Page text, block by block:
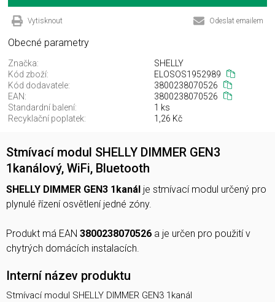
Vytisknout Odeslat emailem
Obecné parametry
Značka:
SHELLY
Kód zboží:
ELOSOS1952989
Kód dodavatele:
3800238070526
EAN:
3800238070526
Standardní balení:
1 ks
Recyklační poplatek:
1,26 Kč
Stmívací modul SHELLY DIMMER GEN3
1kanálový, WiFi, Bluetooth
SHELLY DIMMER GEN3 1kanál je stmívací modul určený pro
plynulé řízení osvětlení jedné zóny.
Produkt má EAN 3800238070526 a je určen pro použití v
chytrých domácích instalacích.
Interní název produktu
Stmívací modul SHELLY DIMMER GEN3 1kanál